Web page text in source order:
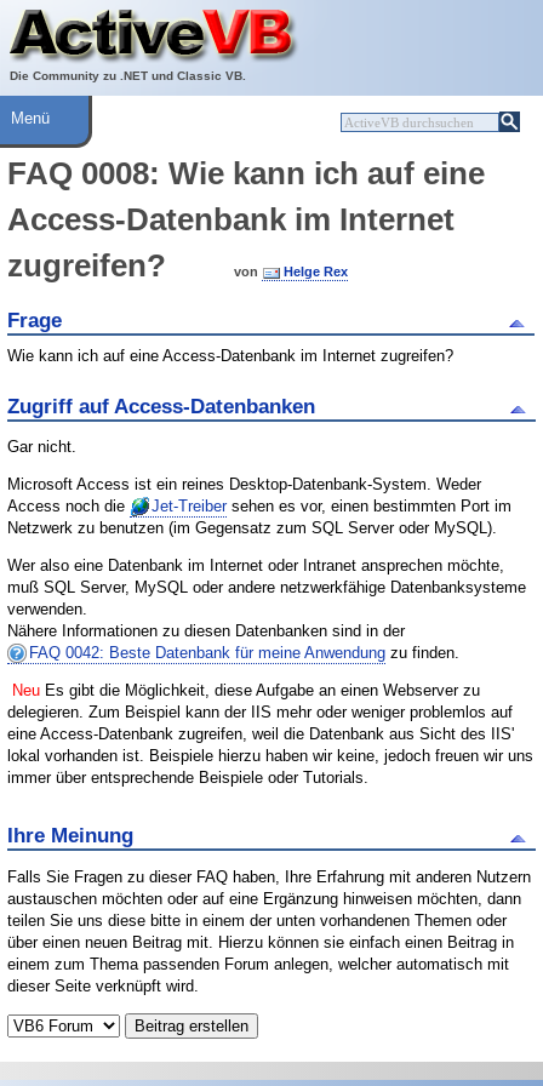
Die Community zu .NET und Classic VB.
Über ActiveVB
Hilfe
Menü
FAQ 0008: Wie kann ich auf eine
Access-Datenbank im Internet
zugreifen?
von Helge Rex
Frage
Wie kann ich auf eine Access-Datenbank im Internet zugreifen?
Zugriff auf Access-Datenbanken
Gar nicht.
Microsoft Access ist ein reines Desktop-Datenbank-System. Weder
Access noch die
Jet-Treibersehen es vor, einen bestimmten Port im
Netzwerk zu benutzen (im Gegensatz zum SQL Server oder MySQL).
Wer also eine Datenbank im Internet oder Intranet ansprechen möchte,
muß SQL Server, MySQL oder andere netzwerkfähige Datenbanksysteme
verwenden.
Nähere Informationen zu diesen Datenbanken sind in der
FAQ 0042: Beste Datenbank für meine Anwendung zu finden.
Neu Es gibt die Möglichkeit, diese Aufgabe an einen Webserver zu
delegieren. Zum Beispiel kann der IIS mehr oder weniger problemlos auf
eine Access-Datenbank zugreifen, weil die Datenbank aus Sicht des IIS'
lokal vorhanden ist. Beispiele hierzu haben wir keine, jedoch freuen wir uns
immer über entsprechende Beispiele oder Tutorials.
Ihre Meinung
Falls Sie Fragen zu dieser FAQ haben, Ihre Erfahrung mit anderen Nutzern
austauschen möchten oder auf eine Ergänzung hinweisen möchten, dann
teilen Sie uns diese bitte in einem der unten vorhandenen Themen oder
über einen neuen Beitrag mit. Hierzu können sie einfach einen Beitrag in
einem zum Thema passenden Forum anlegen, welcher automatisch mit
dieser Seite verknüpft wird.